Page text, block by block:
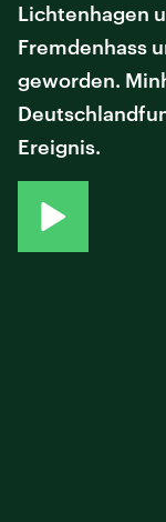
Lichtenhagen
Fremdenhass
geworden.
Ereignis.